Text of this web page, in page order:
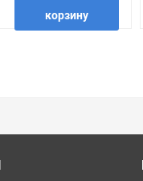
корзину